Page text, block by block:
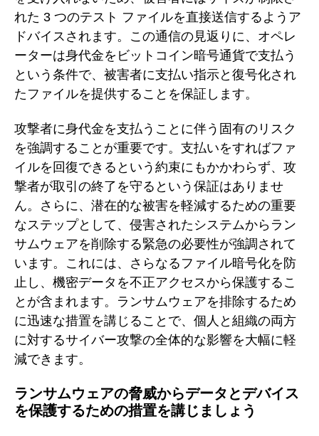
れた 3 つのテスト ファイルを直接送信するようア
ドバイスされます。この通信の見返りに、オペレ
ーターは身代金をビットコイン暗号通貨で支払う
という条件で、被害者に支払い指示と復号化され
たファイルを提供することを保証します。
攻撃者に身代金を支払うことに伴う固有のリスク
を強調することが重要です。支払いをすればファ
イルを回復できるという約束にもかかわらず、攻
撃者が取引の終了を守るという保証はありませ
ん。さらに、潜在的な被害を軽減するための重要
なステップとして、侵害されたシステムからラン
サムウェアを削除する緊急の必要性が強調されて
います。これには、さらなるファイル暗号化を防
止し、機密データを不正アクセスから保護するこ
とが含まれます。ランサムウェアを排除するため
に迅速な措置を講じることで、個人と組織の両方
に対するサイバー攻撃の全体的な影響を大幅に軽
減できます。
ランサムウェアの脅威からデータとデバイス
を保護するための措置を講じましょう